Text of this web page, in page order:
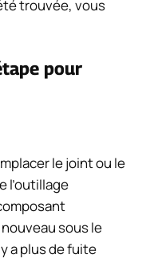
trouvée, vous
pour
le joint ou le
l’outillage
sous le
a plus de fuite